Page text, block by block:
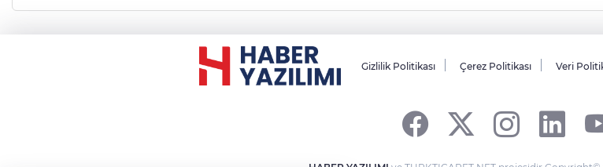
Gizlilik Politikası Çerez Politikası Veri